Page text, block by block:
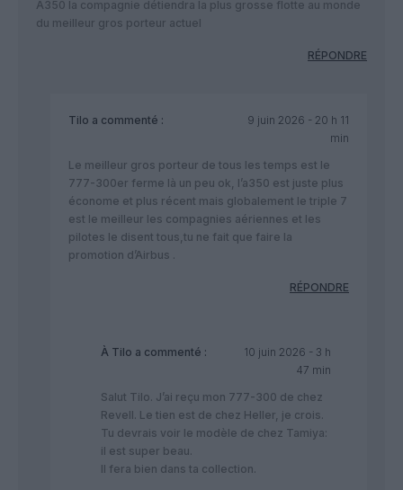
A350 la compagnie détiendra la plus grosse flotte au monde
du meilleur gros porteur actuel
RÉPONDRE
Tilo a commenté :
9 juin 2026 - 20 h 11
min
Le meilleur gros porteur de tous les temps est le
777-300er ferme là un peu ok, l’a350 est juste plus
économe et plus récent mais globalement le triple 7
est le meilleur les compagnies aériennes et les
pilotes le disent tous,tu ne fait que faire la
promotion d’Airbus .
RÉPONDRE
À Tilo a commenté :
10 juin 2026 - 3 h
47 min
Salut Tilo. J’ai reçu mon 777-300 de chez
Revell. Le tien est de chez Heller, je crois.
Tu devrais voir le modèle de chez Tamiya:
il est super beau.
Il fera bien dans ta collection.